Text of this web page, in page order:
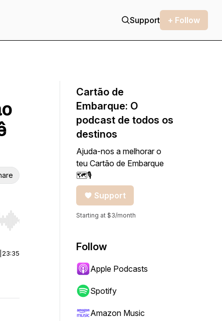
Support + Follow
Hold shift to jump forward or backward.
23:35
Cartão de
Embarque: O
podcast de todos os
destinos
Ajuda-nos a melhorar o
teu Cartão de Embarque
🗺🎙
Support
Starting at $3/month
Follow
Apple Podcasts
Spotify
Amazon Music